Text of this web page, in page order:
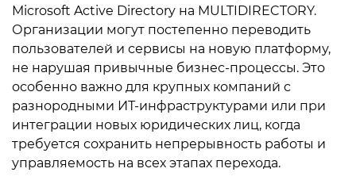
Microsoft Active Directory на MULTIDIRECTORY.
Организации могут постепенно переводить
пользователей и сервисы на новую платформу,
не нарушая привычные бизнес-процессы. Это
особенно важно для крупных компаний с
разнородными ИТ-инфраструктурами или при
интеграции новых юридических лиц, когда
требуется сохранить непрерывность работы и
управляемость на всех этапах перехода.